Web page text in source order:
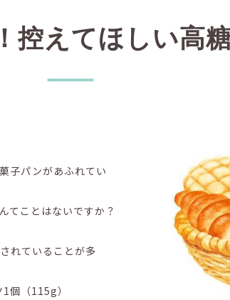
控えてほしい高
子パンがあふれてい
てことはないですか？
れていることが多
個（115g）